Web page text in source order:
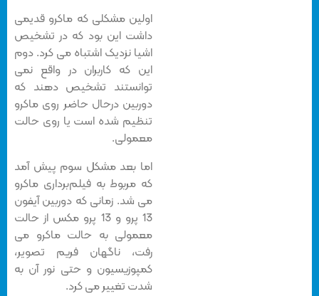
اولین مشکلی که ماکرو قدیمی
داشت این بود که در تشخیص
اشیا نزدیک اشتباه می کرد. دوم
این که کاربران در واقع نمی
توانستند تشخیص دهند که
دوربین درحال حاضر روی ماکرو
تنظیم شده است یا روی حالت
معمولی.
اما بعد مشکل سوم پیش آمد
که مربوط به فیلم‌برداری ماکرو
می شد. زمانی که دوربین آیفون
13 پرو و 13 پرو مکس از حالت
معمولی به حالت ماکرو می
رفت، ناگهان فریم تصویر،
کمپوزیسیون و حتی نور آن به
شدت تغییر می کرد.